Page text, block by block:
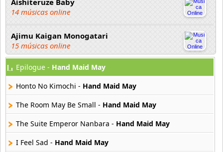
Aishiteruze Baby
14 músicas online
Ajimu Kaigan Monogatari
15 músicas online
Akahori Gedou Hour Rabuge
29 músicas online
Akane Iro Ni Samoru Saka
26 músicas online
6 músicas online
Epilogue - Hand Maid May
Honto No Kimochi - Hand Maid May
The Room May Be Small - Hand Maid May
The Suite Emperor Nanbara - Hand Maid May
I Feel Sad - Hand Maid May